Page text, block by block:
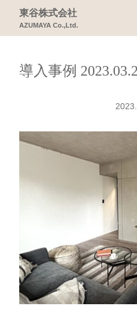
東谷株式会社
AZUMAYA Co.,Ltd.
導入事例